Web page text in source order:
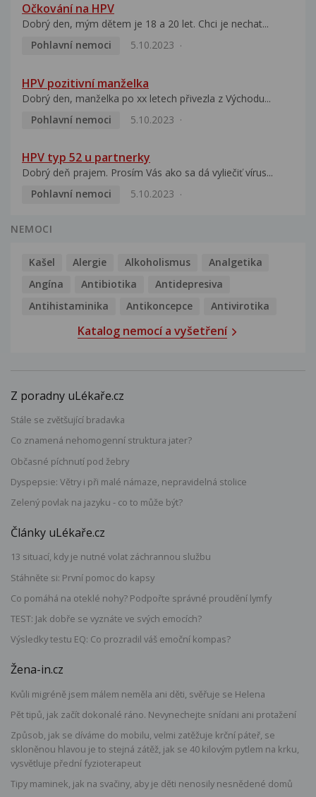
Očkování na HPV
Dobrý den, mým dětem je 18 a 20 let. Chci je nechat...
Pohlavní nemoci
5.10.2023
HPV pozitivní manželka
Dobrý den, manželka po xx letech přivezla z Východu...
Pohlavní nemoci
5.10.2023
HPV typ 52 u partnerky
Dobrý deň prajem. Prosím Vás ako sa dá vyliečiť vírus...
Pohlavní nemoci
5.10.2023
NEMOCI
Kašel Alergie Alkoholismus
Analgetika
Angína
Antibiotika
Antidepresiva
Antihistaminika
Antikoncepce Antivirotika
Katalog nemocí a vyšetření
Z poradny uLékaře.cz
Stále se zvětšující bradavka
Co znamená nehomogenní struktura jater?
Občasné píchnutí pod žebry
Dyspepsie: Větry i při malé námaze, nepravidelná stolice
Zelený povlak na jazyku - co to může být?
Články uLékaře.cz
13 situací, kdy je nutné volat záchrannou službu
Stáhněte si: První pomoc do kapsy
Co pomáhá na oteklé nohy? Podpořte správné proudění lymfy
TEST: Jak dobře se vyznáte ve svých emocích?
Výsledky testu EQ: Co prozradil váš emoční kompas?
Žena-in.cz
Kvůli migréně jsem málem neměla ani děti, svěřuje se Helena
Pět tipů, jak začít dokonalé ráno. Nevynechejte snídani ani protažení
Způsob, jak se díváme do mobilu, velmi zatěžuje krční páteř, se
skloněnou hlavou je to stejná zátěž, jak se 40 kilovým pytlem na krku,
vysvětluje přední fyzioterapeut
Tipy maminek, jak na svačiny, aby je děti nenosily nesnědené domů